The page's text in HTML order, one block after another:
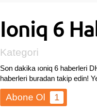
Ioniq 6
Kategori
Son dakika ıoniq 6 haberleri
haberleri buradan takip edin!
1